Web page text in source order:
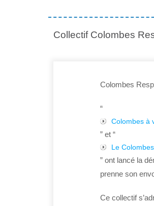
Collectif Colombes
Colombes
“
Colombes à
” et “
Le
” ont lancé la
prenne son
Ce collectif